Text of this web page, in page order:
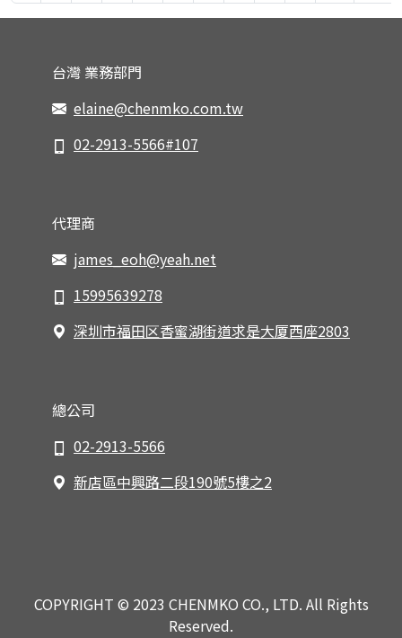
台灣 業務部門
elaine@chenmko.com.tw
02-2913-5566#107
代理商
james_eoh@yeah.net
15995639278
深圳市福田区香蜜湖街道求是大厦西座2803
總公司
02-2913-5566
新店區中興路二段190號5樓之2
COPYRIGHT © 2023 CHENMKO CO., LTD. All Rights
Reserved.